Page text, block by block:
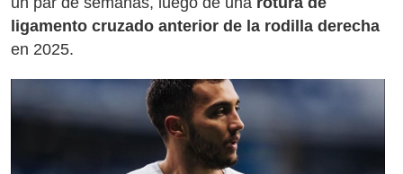
ligamento cruzado anterior de la rodilla derecha
en 2025.